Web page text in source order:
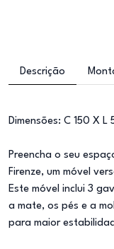
Descrição
Dimensões: C 150 X L
Preencha o seu
Firenze, um móvel
Este móvel inclui 3
a mate, os pés e a
para maior